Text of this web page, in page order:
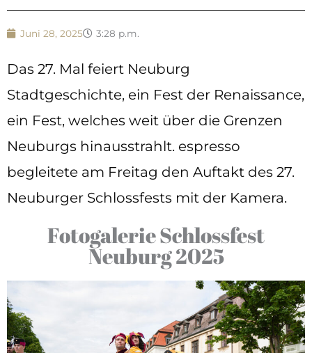
Juni 28, 2025 3:28 p.m.
Das 27. Mal feiert Neuburg
Stadtgeschichte, ein Fest der Renaissance,
ein Fest, welches weit über die Grenzen
Neuburgs hinausstrahlt. espresso
begleitete am Freitag den Auftakt des 27.
Neuburger Schlossfests mit der Kamera.
Fotogalerie Schlossfest
Neuburg 2025